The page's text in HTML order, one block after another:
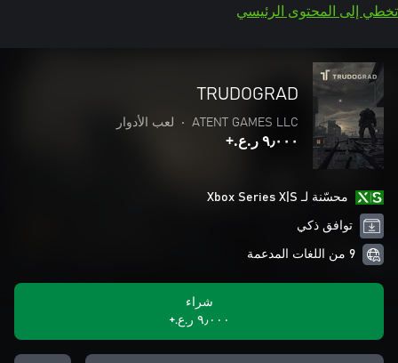
تخطي إلى المحتوى الرئيسي
TRUDOGRAD
ATENT GAMES LLC
• لعب الأدوار
٩٫٠٠٠ ر.ع.‏+
محسّنة لـ Xbox Series X|S
توافق ذكي
9 من اللغات المدعمة
شراء
٩٫٠٠٠ ر.ع.‏+